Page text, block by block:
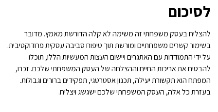
לסיכום
להצליח בעסק משפחתי זה משימה לא קלה הדורשת מאמץ. מדובר
בשימור קשרים משפחתיים ומורשת תוך טיפוח סביבה עסקית פרודוקטיבית.
על ידי התמודדות עם האתגרים ויישום העצות המעשיות הללו, תוכלו
להבטיח את אריכות החיים וההצלחה של העסק המשפחתי שלכם. זכרו,
המפתח הוא תקשורת יעילה, תכנון אסטרטגי, תפקידים ברורים וגבולות.
בעזרת כל אלה, העסק המשפחתי שלכם ישגשג ויצליח.